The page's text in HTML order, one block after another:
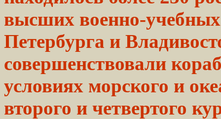
высших военно-учебных
Петербурга и
совершенствовали
условиях морского и
второго и четвертого